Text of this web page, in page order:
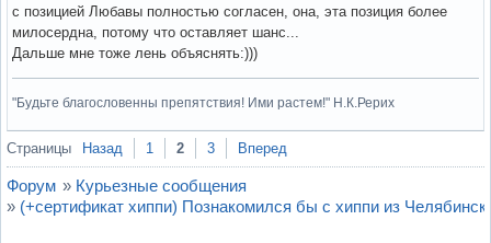
с позицией Любавы полностью согласен, она, эта позиция более
милосердна, потому что оставляет шанс...
Дальше мне тоже лень объяснять:)))
"Будьте благословенны препятствия! Ими растем!" Н.К.Рерих
Вне форума
Страницы Назад 1 2 3 Вперед
Форум » Курьезные сообщения
» (+сертификат хиппи) Познакомился бы с хиппи из